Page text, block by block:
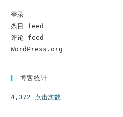
登录
条目 feed
评论 feed
WordPress.org
博客统计
4,372 点击次数